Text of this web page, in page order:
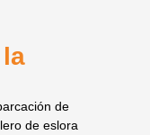
de
de eslora